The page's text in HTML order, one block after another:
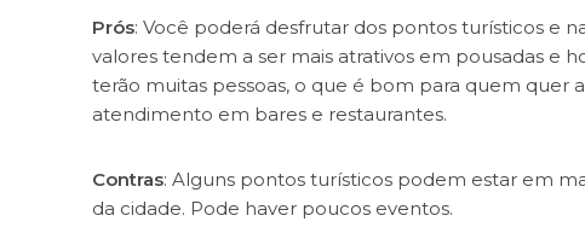
Prós: Você poderá desfrutar dos pontos turísticos e
valores tendem a ser mais atrativos em pousadas e
terão muitas pessoas, o que é bom para quem quer
atendimento em bares e restaurantes.
Contras: Alguns pontos turísticos podem estar em
da cidade. Pode haver poucos eventos.